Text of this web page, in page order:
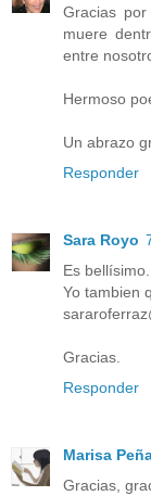
Gracias
muere
entre
Hermoso
Un abrazo
Responder
Sara Royo
Es
Yo tambien
Gracias.
Responder
Marisa
Gracias,